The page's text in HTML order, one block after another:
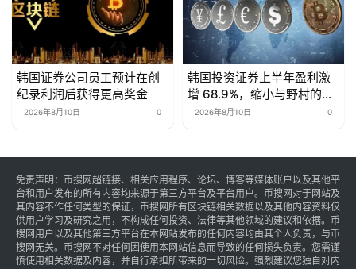
韩国证券公司员工预计在创
纪录利润后获得更高奖金
2026年8月10日 0
韩国投资证券上半年盈利激
增 68.9%，缩小与野村的差
距2026年8月10日 0
免责声明：币搜网超链接、相关应用程序、论坛、博客等媒体账户以及其他平
台和用户发布的所有内容均来源于第三方平台及平台用户。币搜网对于网站及
其内容不作任何类型的保证，币搜网所有区块链相关数据以及其他内容资料仅
供用户学习及研究之用，不构成任何投资、法律等其他领域的建议和依据。币
搜网用户以及其他第三方平台在本网站发布的任何内容均由其个人负责，与币
搜网无关。币搜网不对任何因使用本网站信息而导致的任何损失负责。您需谨
慎使用相关数据及内容，并自行承担所带来的一切风险。强烈建议您独自对内